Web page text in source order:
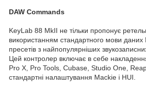
DAW Commands
KeyLab 88 MkII не тільки пропонує
використанням стандартного мови даних
пресетів з найпопулярніших
Цей контролер включає в себе
Pro X, Pro Tools, Cubase, Studio One,
стандартні налаштування Mackie і HUI.